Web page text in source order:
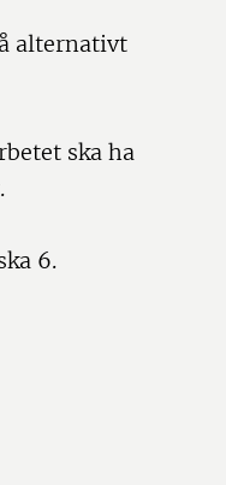
alternativt
ska ha
6.